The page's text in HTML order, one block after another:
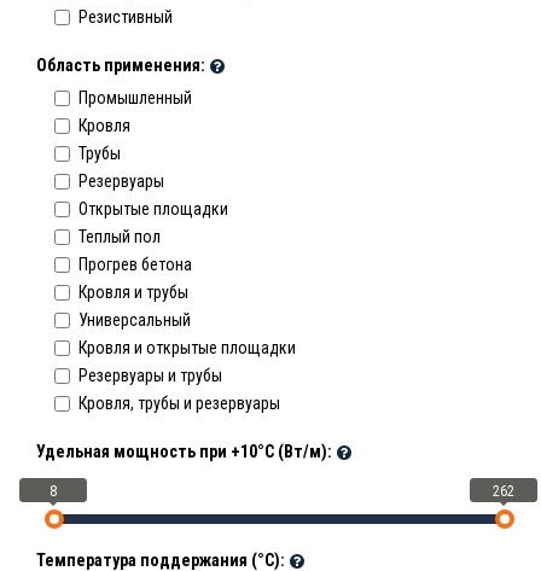
Резистивный
Область применения:
Промышленный
Кровля
Трубы
Резервуары
Открытые площадки
Теплый пол
Прогрев бетона
Кровля и трубы
Универсальный
Кровля и открытые площадки
Резервуары и трубы
Кровля, трубы и резервуары
Удельная мощность при +10°С (Вт/м):
8 262
Температура поддержания (°С):